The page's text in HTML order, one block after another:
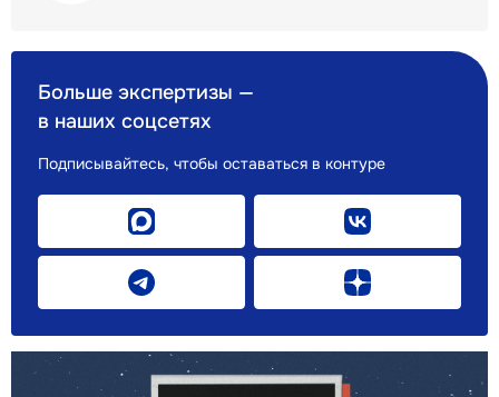
Больше экспертизы —
в наших соцсетях
Подписывайтесь, чтобы оставаться в контуре